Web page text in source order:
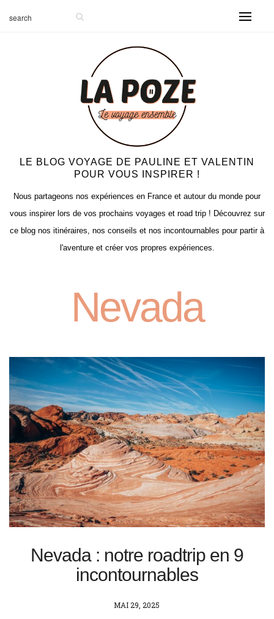
LE BLOG VOYAGE DE PAULINE ET VALENTIN
POUR VOUS INSPIRER !
Nous partageons nos expériences en France et autour du monde pour
vous inspirer lors de vos prochains voyages et road trip ! Découvrez sur
ce blog nos itinéraires, nos conseils et nos incontournables pour partir à
l'aventure et créer vos propres expériences.
Nevada
Nevada : notre roadtrip en 9
incontournables
POSTED
MAI 29, 2025